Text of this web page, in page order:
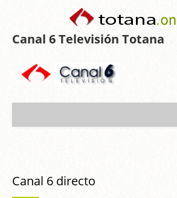
Canal 6 Televisión Totana
Programas emitidos
Canal 6 directo